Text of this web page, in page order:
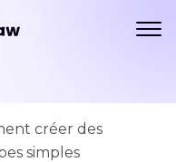
créer des
simples